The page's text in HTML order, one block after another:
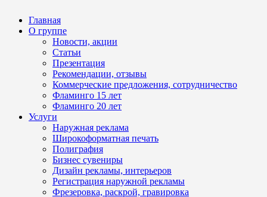
Главная
О группе
Новости, акции
Статьи
Презентация
Рекомендации, отзывы
Коммерческие предложения, сотрудничество
Фламинго 15 лет
Фламинго 20 лет
Услуги
Наружная реклама
Широкоформатная печать
Полиграфия
Бизнес сувениры
Дизайн рекламы, интерьеров
Регистрация наружной рекламы
Фрезеровка, раскрой, гравировка